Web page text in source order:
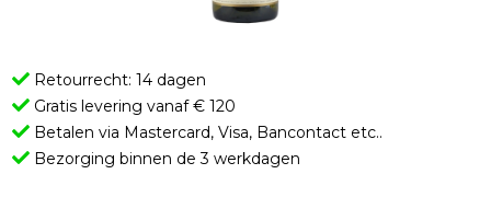
Retourrecht: 14 dagen
Gratis levering vanaf € 120
Betalen via Mastercard, Visa, Bancontact etc..
Bezorging binnen de 3 werkdagen